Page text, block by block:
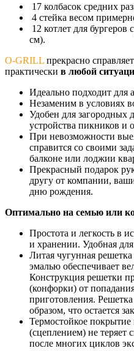
17 колбасок средних
4 стейка весом
12 котлет для
см).
O-GRILL прекрасно
практически в любой
Идеально подходит для
Незаменим в условиях
Удобен для загородных
устройства пикников и
При невозможности
справится со своими
балконе или лоджии
Прекрасный подарок
другу от компании,
дню рождения.
Оптимально на семью или
Простота и легкость в
и хранении. Удобная
Литая чугунная
эмалью обеспечивает
Конструкция решетки
(конфорки) от
приготовления.
образом, что остается
Термостойкое покрытие
(сцеплением) не теряет
после многих циклов